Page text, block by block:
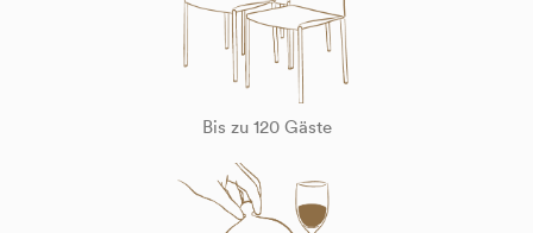
Bis zu 120 Gäste